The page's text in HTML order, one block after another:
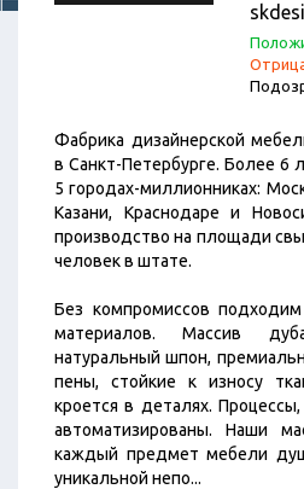
Фабрика дизайнерской
в Санкт-Петербурге. Более 6
5 городах-миллионниках:
Казани, Краснодаре и
производство на площади
человек в штате.
Без компромиссов
материалов. Массив
натуральный шпон,
пены, стойкие к износу
кроется в деталях.
автоматизированы. Наши
каждый предмет мебели
уникальной непо...